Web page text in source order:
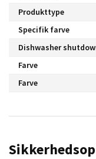
Produkttype
Specifik farve
Dishwasher
Farve
Farve